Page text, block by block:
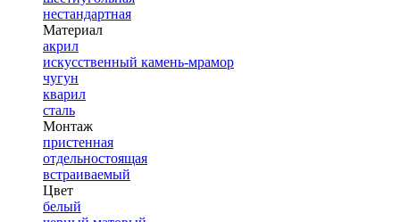
нестандартная
Материал
акрил
искусственный камень-мрамор
чугун
кварил
сталь
Монтаж
пристенная
отдельностоящая
встраиваемый
Цвет
белый